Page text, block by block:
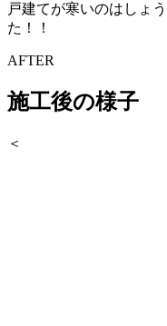
戸建てが寒いのはしょ
た！！
AFTER
施工後の様子
＜